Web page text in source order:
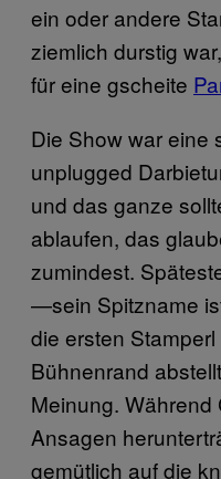
ein oder andere
ziemlich durstig
für eine gscheite
Die Show war eine
unplugged
und das ganze
ablaufen, das
zumindest.
—sein Spitzname
die ersten
Bühnenrand
Meinung. Während
Ansagen
gemütlich auf die